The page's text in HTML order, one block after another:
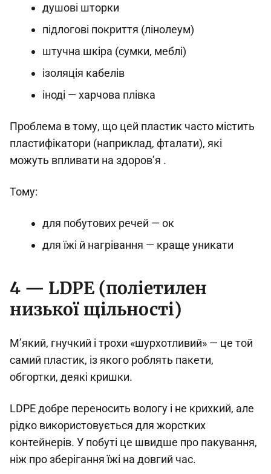
душові шторки
підлогові покриття (лінолеум)
штучна шкіра (сумки, меблі)
ізоляція кабелів
іноді — харчова плівка
Проблема в тому, що цей пластик часто містить
пластифікатори (наприклад, фталати), які
можуть впливати на здоров’я .
Тому:
для побутових речей — ок
для їжі й нагрівання — краще уникати
4 — LDPE (поліетилен
низької щільності)
М’який, гнучкий і трохи «шурхотливий» — це той
самий пластик, із якого роблять пакети,
обгортки, деякі кришки.
LDPE добре переносить вологу і не крихкий, але
рідко використовується для жорстких
контейнерів. У побуті це швидше про пакування,
ніж про зберігання їжі на довгий час.